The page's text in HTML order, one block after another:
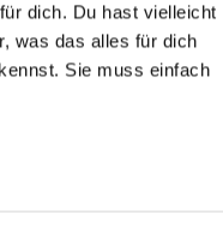
dich. Du hast vielleicht
was das alles für dich
Sie muss einfach
Benutzung der
für eine
Ihnen aus?